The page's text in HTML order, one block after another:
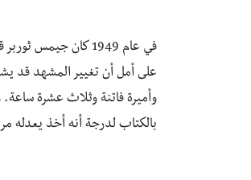
في عام 1949 كان
على أمل أن تغيير المشهد قد
وأميرة فاتنة وثلاث عشرة
بالكتاب لدرجة أنه أخذ يعدله